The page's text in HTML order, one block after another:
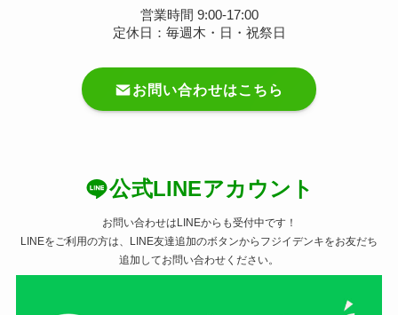
営業時間 9:00-17:00
定休日：毎週木・日・祝祭日
お問い合わせはこちら
公式LINEアカウント
お問い合わせはLINEからも受付中です！
LINEをご利用の方は、LINE友達追加のボタンからフジイデンキをお友だち
追加してお問い合わせください。